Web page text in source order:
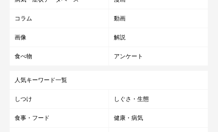
コラム 動画
画像 解説
食べ物 アンケート
人気キーワード一覧
しつけ しぐさ・生態
食事・フード 健康・病気